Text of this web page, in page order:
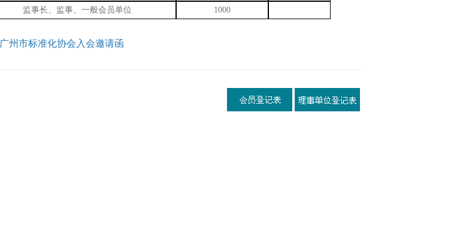
监事长 、 监事、 一般会员单位 1000
广州市标准化协会入会邀请函